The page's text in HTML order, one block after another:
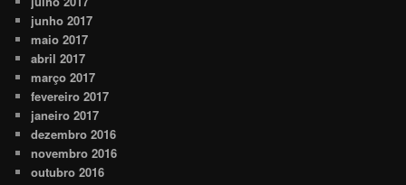
junho 2017
maio 2017
abril 2017
março 2017
fevereiro 2017
janeiro 2017
dezembro 2016
novembro 2016
outubro 2016